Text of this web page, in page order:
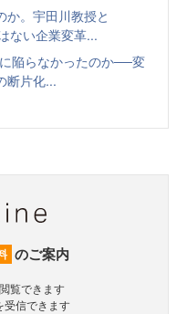
か。宇田川教授と
ない企業変革...
陥らなかったのか──変
断片化...
のご案内
覧できます
受信できます